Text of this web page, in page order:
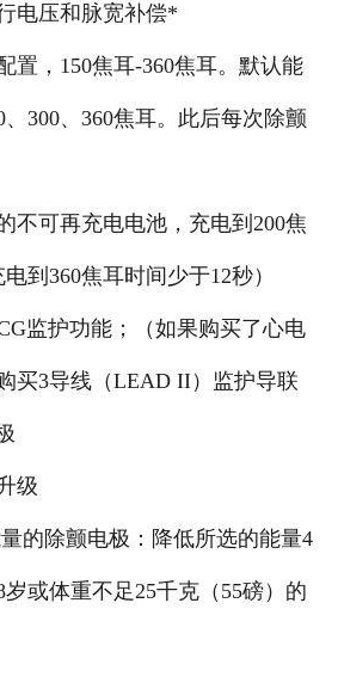
电压和脉宽补偿*
置，150焦耳-360焦耳。默认能
300、360焦耳。此后每次除颤
不可再充电电池，充电到200焦
到360焦耳时间少于12秒）
监护功能；（如果购买了心电
买3导线（LEAD II）监护导联
级
的除颤电极：降低所选的能量4
或体重不足25千克（55磅）的